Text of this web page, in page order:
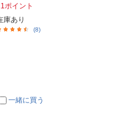
ポイント
庫あり
(8)
一緒に買う